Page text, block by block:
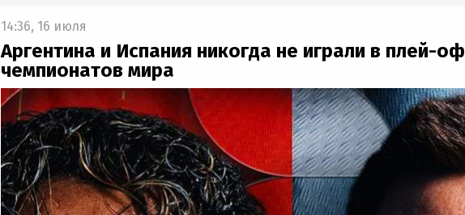
14:36, 16 июля
Аргентина и Испания никогда не играли в плей-
чемпионатов мира